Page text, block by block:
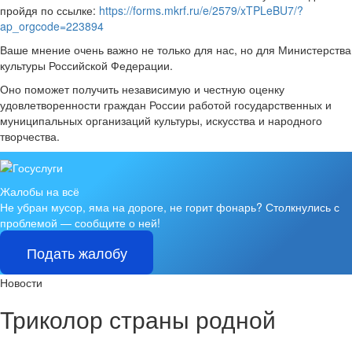
пройдя по ссылке: https://forms.mkrf.ru/e/2579/xTPLeBU7/?
ap_orgcode=223894
Ваше мнение очень важно не только для нас, но для Министерства
культуры Российской Федерации.
Оно поможет получить независимую и честную оценку
удовлетворенности граждан России работой государственных и
муниципальных организаций культуры, искусства и народного
творчества.
Жалобы на всё
Не убран мусор, яма на дороге, не горит фонарь? Столкнулись с
проблемой — сообщите о ней!
Подать жалобу
Новости
Триколор страны родной